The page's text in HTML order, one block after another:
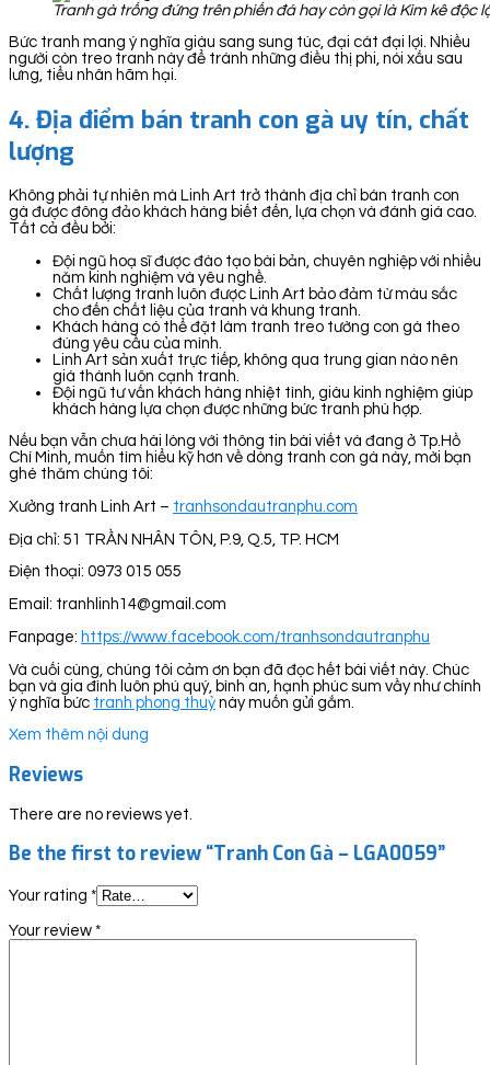
Tranh gà trống đứng trên phiến đá hay còn gọi là Kim kê độc
Bức tranh mang ý nghĩa giàu sang sung túc, đại cát đại lợi. Nhiều
người còn treo tranh này để tránh những điều thị phi, nói xấu sau
lưng, tiểu nhân hãm hại.
4. Địa điểm bán tranh con gà uy tín, chất
lượng
Không phải tự nhiên mà Linh Art trở thành địa chỉ bán tranh con
gà được đông đảo khách hàng biết đến, lựa chọn và đánh giá cao.
Tất cả đều bởi:
Đội ngũ hoạ sĩ được đào tạo bài bản, chuyên nghiệp với nhiều
năm kinh nghiệm và yêu nghề.
Chất lượng tranh luôn được Linh Art bảo đảm từ màu sắc
cho đến chất liệu của tranh và khung tranh.
Khách hàng có thể đặt làm tranh treo tường con gà theo
đúng yêu cầu của mình.
Linh Art sản xuất trực tiếp, không qua trung gian nào nên
giá thành luôn cạnh tranh.
Đội ngũ tư vấn khách hàng nhiệt tình, giàu kinh nghiệm giúp
khách hàng lựa chọn được những bức tranh phù hợp.
Nếu bạn vẫn chưa hài lòng với thông tin bài viết và đang ở Tp.Hồ
Chí Minh, muốn tìm hiểu kỹ hơn về dòng tranh con gà này, mời bạn
ghé thăm chúng tôi:
Xưởng tranh Linh Art – tranhsondautranphu.com
Địa chỉ: 51 TRẦN NHÂN TÔN, P.9, Q.5, TP. HCM
Điện thoại: 0973 015 055
Email: tranhlinh14@gmail.com
Fanpage: https://www.facebook.com/tranhsondautranphu
Và cuối cùng, chúng tôi cảm ơn bạn đã đọc hết bài viết này. Chúc
bạn và gia đình luôn phú quý, bình an, hạnh phúc sum vầy như chính
ý nghĩa bức tranh phong thuỷ này muốn gửi gắm.
Xem thêm nội dung
Reviews
There are no reviews yet.
Be the first to review “Tranh Con Gà – LGA0059”
Your rating *
Your review *